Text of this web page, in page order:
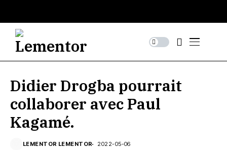
Didier Drogba pourrait
collaborer avec Paul
Kagamé.
LEMENTOR LEMENTOR 2022-05-06